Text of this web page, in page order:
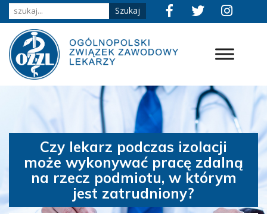
Czy lekarz podczas izolacji
może wykonywać pracę zdalną
na rzecz podmiotu, w którym
jest zatrudniony?